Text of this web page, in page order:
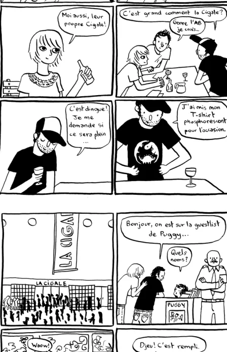
Pour le journal de bord de Puggy sur Frontstage / le blog pop rock
du Soi.